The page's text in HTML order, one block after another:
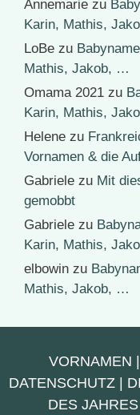
Annemarie zu
Karin, Mathis,
LoBe zu
Mathis, Jakob, …
Omama 2021 zu
Karin, Mathis,
Helene zu
Vornamen & die
Gabriele zu Mit
gemobbt
Gabriele zu
Karin, Mathis,
elbowin zu
Mathis, Jakob, …
VORNAMEN |
DATENSCHUTZ |
DES JAHRES